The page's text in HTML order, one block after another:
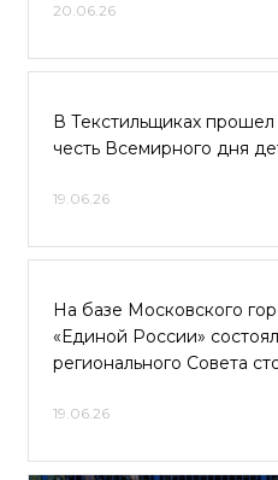
20.06.26
В Текстильщиках
честь Всемирного дня
19.06.26
На базе Московского
«Единой России»
регионального Совета
19.06.26